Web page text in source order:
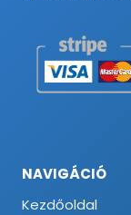
NAVIGÁCIÓ
Kezdőoldal